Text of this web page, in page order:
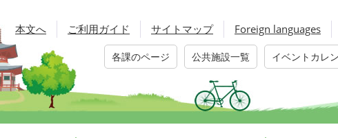
本文へ ご利用ガイド サイトマップ Foreign languages
各課のページ 公共施設一覧 イベントカレ